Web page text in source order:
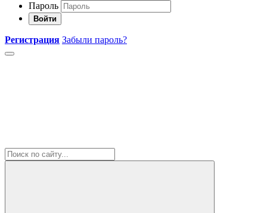
Пароль
Войти
Регистрация Забыли пароль?